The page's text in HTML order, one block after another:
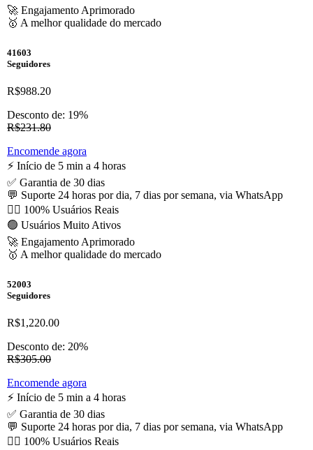
🚀 Engajamento Aprimorado
🥇 A melhor qualidade do mercado
41603
Seguidores
R$988.20
Desconto de: 19%
R$231.80
Encomende agora
⚡️ Início de 5 min a 4 horas
✅ Garantia de 30 dias
💬 Suporte 24 horas por dia, 7 dias por semana, via WhatsApp
🙋‍♂️ 100% Usuários Reais
🟢 Usuários Muito Ativos
🚀 Engajamento Aprimorado
🥇 A melhor qualidade do mercado
52003
Seguidores
R$1,220.00
Desconto de: 20%
R$305.00
Encomende agora
⚡️ Início de 5 min a 4 horas
✅ Garantia de 30 dias
💬 Suporte 24 horas por dia, 7 dias por semana, via WhatsApp
🙋‍♂️ 100% Usuários Reais